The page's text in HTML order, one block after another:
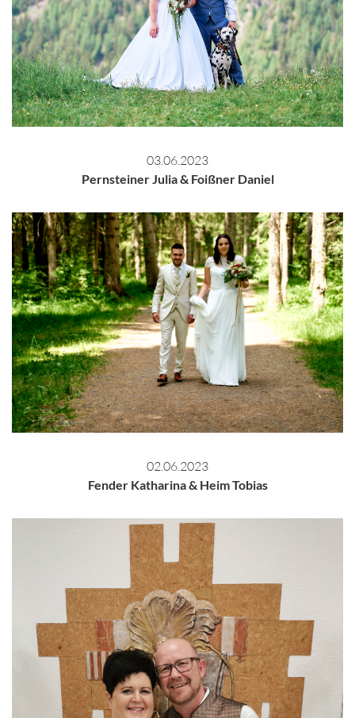
03.06.2023
Pernsteiner Julia & Foißner Daniel
02.06.2023
Fender Katharina & Heim Tobias